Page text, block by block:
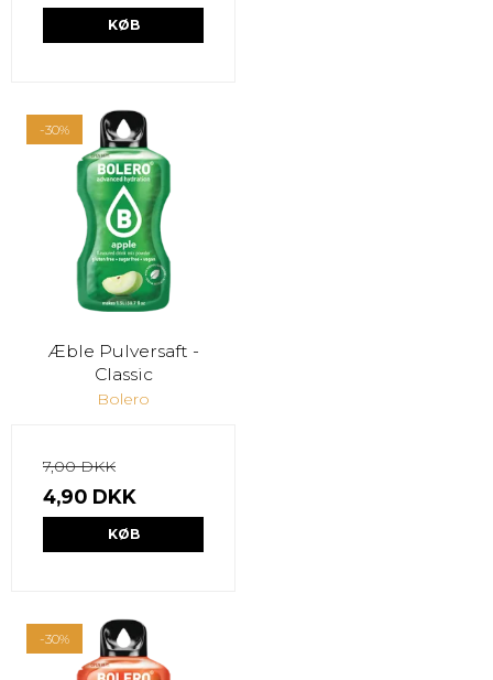
KØB
-30%
Æble Pulversaft -
Classic
Bolero
7,00 DKK
4,90 DKK
KØB
-30%